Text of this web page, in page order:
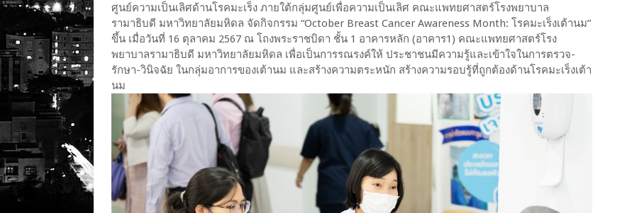
ศูนย์ความเป็นเลิศด้านโรคมะเร็ง ภายใต้กลุ่มศูนย์เพื่อความเป็นเลิศ คณะแพทยศาสตร์โรงพยาบาล
รามาธิบดี มหาวิทยาลัยมหิดล จัดกิจกรรม “October Breast Cancer Awareness Month: โรคมะเร็งเต้านม”
ขึ้น เมื่อวันที่ 16 ตุลาคม 2567 ณ โถงพระราชบิดา ชั้น 1 อาคารหลัก (อาคาร1) คณะแพทยศาสตร์โรง
พยาบาลรามาธิบดี มหาวิทยาลัยมหิดล เพื่อเป็นการรณรงค์ให้ ประชาชนมีความรู้และเข้าใจในการตรวจ-
รักษา-วินิจฉัย ในกลุ่มอาการของเต้านม และสร้างความตระหนัก สร้างความรอบรู้ที่ถูกต้องด้านโรคมะเร็งเต้า
นม